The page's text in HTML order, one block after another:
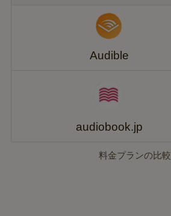
Audible
audiobook.jp
料金プランの比較